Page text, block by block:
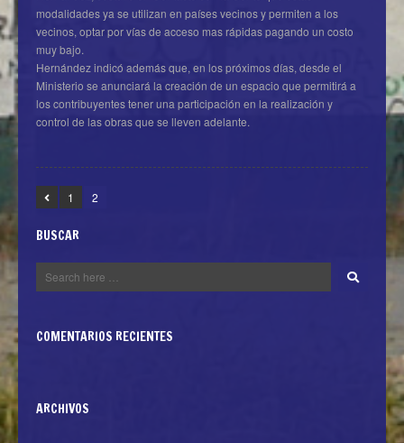
modalidades ya se utilizan en países vecinos y permiten a los
vecinos, optar por vías de acceso mas rápidas pagando un costo
muy bajo.
Hernández indicó además que, en los próximos días, desde el
Ministerio se anunciará la creación de un espacio que permitirá a
los contribuyentes tener una participación en la realización y
control de las obras que se lleven adelante.
1 2
BUSCAR
COMENTARIOS RECIENTES
ARCHIVOS